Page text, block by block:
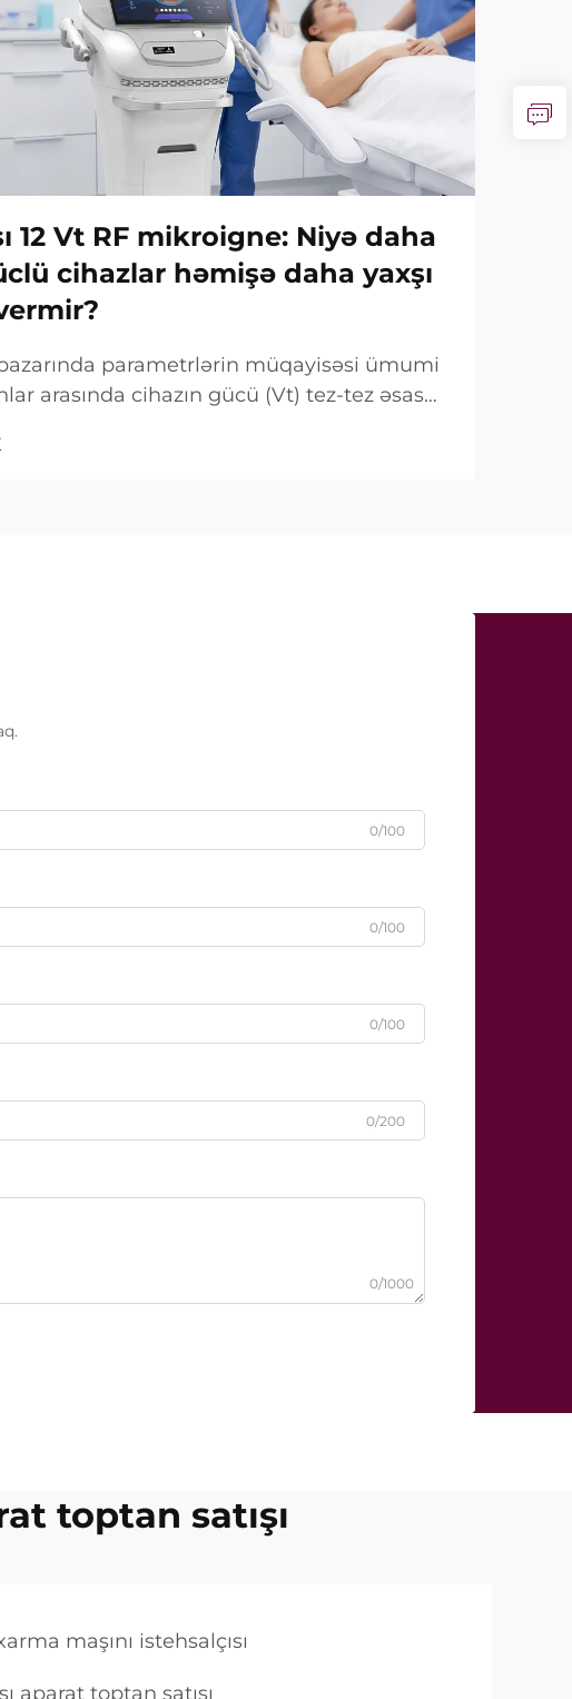
12 Vt RF mikroigne: Niyə daha
cihazlar həmişə daha yaxşı
parametrlərin müqayisəsi ümumi
arasında cihazın gücü (Vt) tez-tez əsas
fərqlidir. Çox hallarda belə «güc»...
0/100
0/100
0/100
0/200
0/1000
toptan satışı
maşını istehsalçısı
aparat toptan satışı